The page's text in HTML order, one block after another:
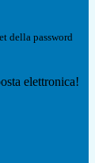
della password
elettronica!